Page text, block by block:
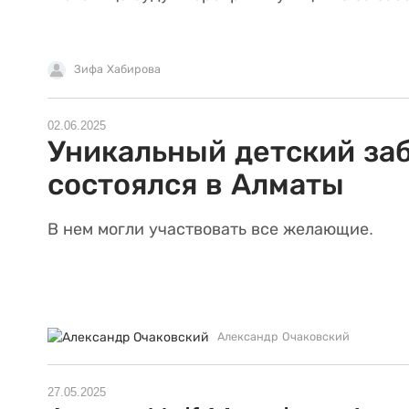
Зифа Хабирова
02.06.2025
Уникальный детский
состоялся в Алматы
В нем могли участвовать все желающие.
Александр Очаковский
27.05.2025